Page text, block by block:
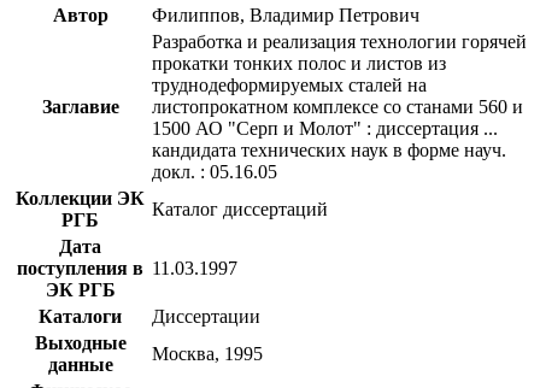
Автор Филиппов, Владимир Петрович
Заглавие
Разработка и реализация технологии горячей
прокатки тонких полос и листов из
труднодеформируемых сталей на
листопрокатном комплексе со станами 560 и
1500 АО "Серп и Молот" : диссертация ...
кандидата технических наук в форме науч.
докл. : 05.16.05
Коллекции ЭК
РГБ
Каталог диссертаций
Дата
поступления в
ЭК РГБ
11.03.1997
Каталоги
Диссертации
Выходные
данные
Москва, 1995